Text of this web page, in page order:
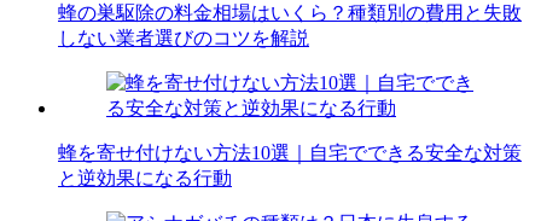
蜂の巣駆除の料金相場はいくら？種類別の費用と失敗
しない業者選びのコツを解説
蜂を寄せ付けない方法10選｜自宅でできる安全な対策
と逆効果になる行動